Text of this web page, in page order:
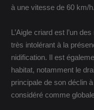
à une vitesse de 60 km/h.
L’Aigle criard est l’un
très intolérant à la
nidification. Il est
habitat, notamment le
principale de son déclin
considéré comme